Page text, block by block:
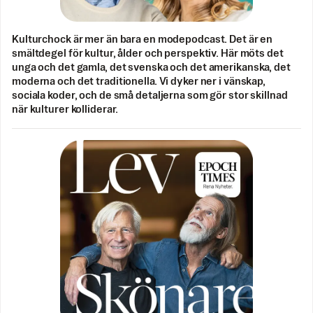
Kulturchock är mer än bara en modepodcast. Det är en
smältdegel för kultur, ålder och perspektiv. Här möts det
unga och det gamla, det svenska och det amerikanska, det
moderna och det traditionella. Vi dyker ner i vänskap,
sociala koder, och de små detaljerna som gör stor skillnad
när kulturer kolliderar.